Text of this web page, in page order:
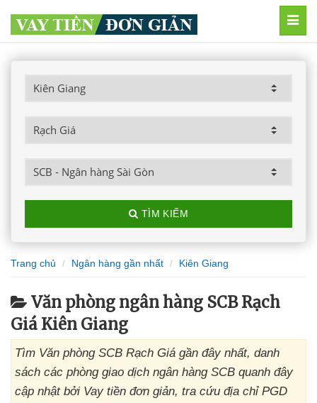
TÌM KIẾM
Trang chủ Ngân hàng gần nhất Kiên Giang
Văn phòng ngân hàng SCB Rạch
Giá Kiên Giang
Tìm Văn phòng SCB Rạch Giá gần đây nhất, danh
sách các phòng giao dịch ngân hàng SCB quanh đây
cập nhật bởi Vay tiền đơn giản, tra cứu địa chỉ PGD